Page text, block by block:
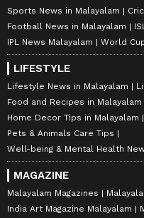
Sports News in Malayalam
Football News in Malayalam
IPL News Malayalam
World
LIFESTYLE
Lifestyle News in Malayalam
Food and Recipes in Malayalam
Home Decor Tips in Malayalam
Pets & Animals Care Tips
Well-being & Mental Health
MAGAZINE
Malayalam Magazines
India Art Magazine Malayalam